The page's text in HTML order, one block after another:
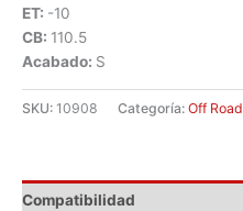
ET: -10
CB: 110.5
Acabado: S
SKU: 10908 Categoría: Off Road
Compatibilidad